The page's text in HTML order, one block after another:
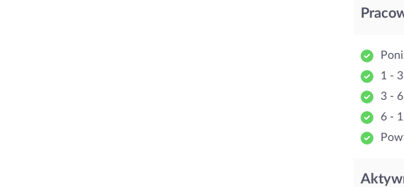
1 -
3 -
6 -